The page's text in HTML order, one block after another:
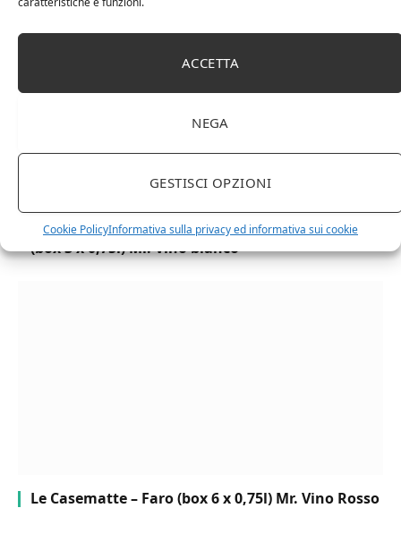
ACCETTA
NEGA
GESTISCI OPZIONI
Cookie PolicyInformativa sulla privacy ed informativa sui cookie
Chanson Pere & Fils – Chassagne Montrachet
(box 3 x 0,75l) Mr. Vino bianco
Le Casematte – Faro (box 6 x 0,75l) Mr. Vino Rosso